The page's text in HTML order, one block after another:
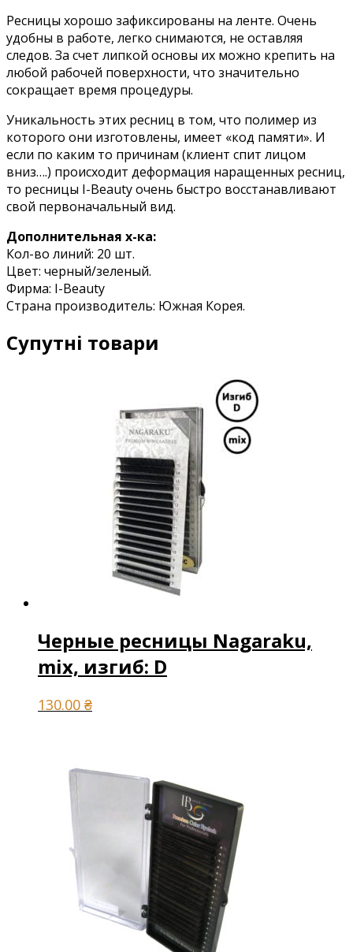
Ресницы хорошо зафиксированы на ленте. Очень
удобны в работе, легко снимаются, не оставляя
следов. За счет липкой основы их можно крепить на
любой рабочей поверхности, что значительно
сокращает время процедуры.
Уникальность этих ресниц в том, что полимер из
которого они изготовлены, имеет «код памяти». И
если по каким то причинам (клиент спит лицом
вниз….) происходит деформация наращенных ресниц,
то ресницы I-Beauty очень быстро восстанавливают
свой первоначальный вид.
Дополнительная х-ка:
Кол-во линий: 20 шт.
Цвет: черный/зеленый.
Фирма: I-Beauty
Страна производитель: Южная Корея.
Супутні товари
Черные ресницы Nagaraku,
mix, изгиб: D
130.00 ₴